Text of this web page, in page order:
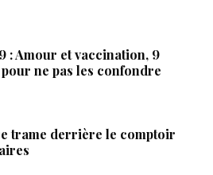
: Amour et vaccination, 9
ne pas les confondre
trame derrière le comptoir